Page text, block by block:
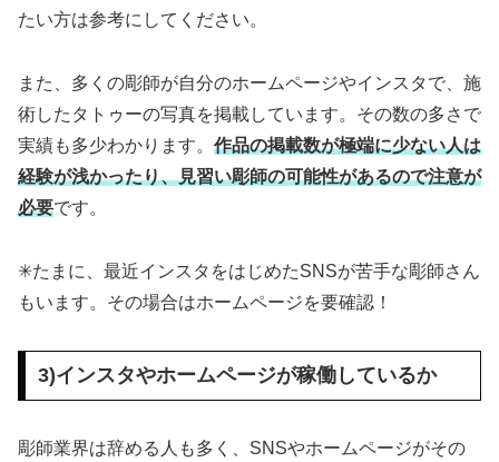
たい方は参考にしてください。
また、多くの彫師が自分のホームページやインスタで、施
術したタトゥーの写真を掲載しています。その数の多さで
実績も多少わかります。 作品の掲載数が極端に少ない人は
経験が浅かったり、見習い彫師の可能性があるので注意が
必要です。
✳︎たまに、最近インスタをはじめたSNSが苦手な彫師さん
もいます。その場合はホームページを要確認！
3)インスタやホームページが稼働しているか
彫師業界は辞める人も多く、SNSやホームページがその